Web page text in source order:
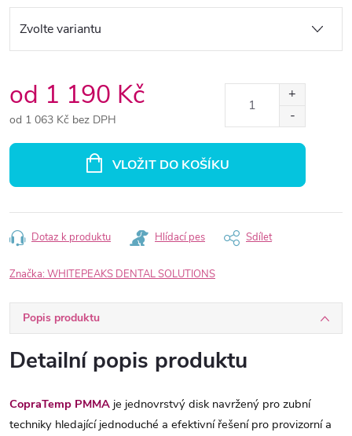
od 1 190 Kč
od 1 063 Kč bez DPH
VLOŽIT DO KOŠÍKU
Dotaz k produktu Hlídací pes Sdílet
Značka: WHITEPEAKS DENTAL SOLUTIONS
Popis produktu
Detailní popis produktu
CopraTemp PMMA je jednovrstvý disk navržený pro zubní
techniky hledající jednoduché a efektivní řešení pro provizorní a